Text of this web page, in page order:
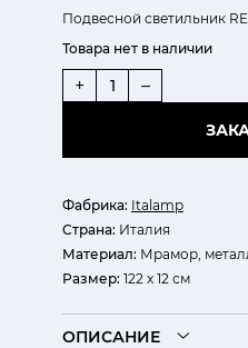
Подвесной светильник
Фабрика: Italamp
Страна: Италия
Материал: Мрамор,
Размер: 122 x 12 см
Товара нет в наличии
+ –
ОПИСАНИЕ